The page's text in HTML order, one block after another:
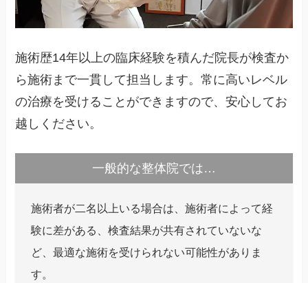
施術歴14年以上の臨床経験を積んだ院長が検査か
ら施術まで一貫して担当します。常に高いレベル
の治療を受けることができますので、安心してお
越しください。
一般的な整体院では…
施術者が二名以上いる場合は、施術者によって経
験に差がある、検査結果が共有されていないな
ど、最適な施術を受けられない可能性がありま
す。